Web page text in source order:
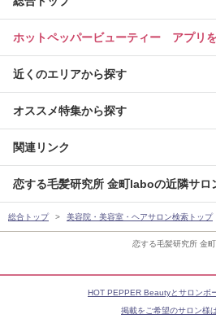
恋する毛髪研究所 金
ホットペッパービューティー アプリ
近くのエリアから探す
オススメ特集から探す
関連リンク
恋する毛髪研究所 金町laboの近隣サロ
総合トップ 美容院・美容室・ヘアサロン検索トップ
HOT PEPPER Beautyとサロンボ
掲載をご希望のサロン様